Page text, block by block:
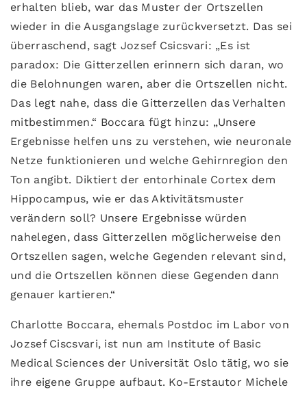
erhalten blieb, war das Muster der Ortszellen
wieder in die Ausgangslage zurückversetzt. Das sei
überraschend, sagt Jozsef Csicsvari: „Es ist
paradox: Die Gitterzellen erinnern sich daran, wo
die Belohnungen waren, aber die Ortszellen nicht.
Das legt nahe, dass die Gitterzellen das Verhalten
mitbestimmen.“ Boccara fügt hinzu: „Unsere
Ergebnisse helfen uns zu verstehen, wie neuronale
Netze funktionieren und welche Gehirnregion den
Ton angibt. Diktiert der entorhinale Cortex dem
Hippocampus, wie er das Aktivitätsmuster
verändern soll? Unsere Ergebnisse würden
nahelegen, dass Gitterzellen möglicherweise den
Ortszellen sagen, welche Gegenden relevant sind,
und die Ortszellen können diese Gegenden dann
genauer kartieren.“
Charlotte Boccara, ehemals Postdoc im Labor von
Jozsef Ciscsvari, ist nun am Institute of Basic
Medical Sciences der Universität Oslo tätig, wo sie
ihre eigene Gruppe aufbaut. Ko-Erstautor Michele